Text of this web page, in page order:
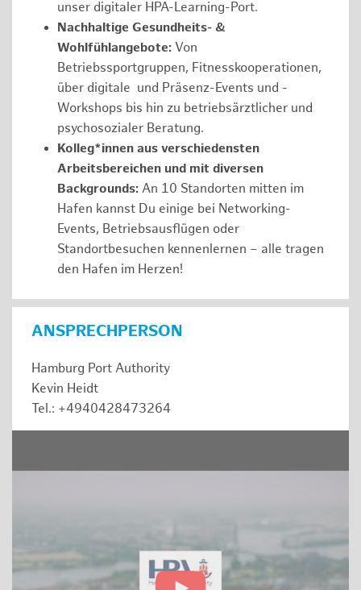
unser digitaler HPA-Learning-Port.
Nachhaltige Gesundheits- &
Wohlfühlangebote: Von
Betriebssportgruppen, Fitnesskooperationen,
über digitale und Präsenz-Events und -
Workshops bis hin zu betriebsärztlicher und
psychosozialer Beratung.
Kolleg*innen aus verschiedensten
Arbeitsbereichen und mit diversen
Backgrounds: An 10 Standorten mitten im
Hafen kannst Du einige bei Networking-
Events, Betriebsausflügen oder
Standortbesuchen kennenlernen – alle tragen
den Hafen im Herzen!
ANSPRECHPERSON
Hamburg Port Authority
Kevin Heidt
Tel.: +4940428473264